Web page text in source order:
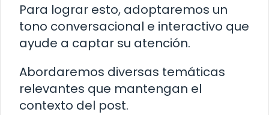
Para lograr esto, adoptaremos un
tono conversacional e interactivo que
ayude a captar su atención.
Abordaremos diversas temáticas
relevantes que mantengan el
contexto del post.